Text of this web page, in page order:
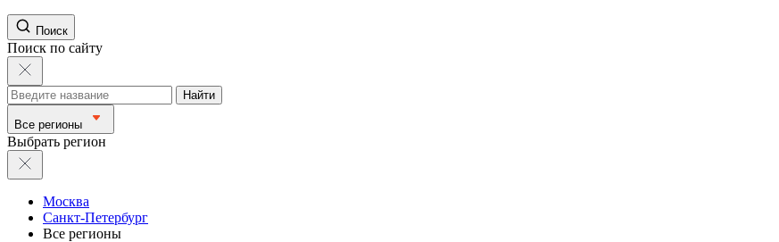
Поиск
Поиск по сайту
Найти
Все регионы
Выбрать регион
Москва
Санкт-Петербург
Все регионы